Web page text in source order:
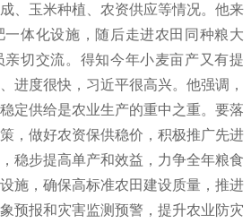
、玉米种植、农资供应等情况。他来
体化设施，随后走进农田同种粮大
亲切交流。得知今年小麦亩产又有提
进度很快，习近平很高兴。他强调，
定供给是农业生产的重中之重。要落
，做好农资保供稳价，积极推广先进
稳步提高单产和效益，力争全年粮食
施，确保高标准农田建设质量，推进
预报和灾害监测预警，提升农业防灾